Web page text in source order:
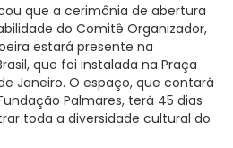
que a cerimônia de abertura
do Comitê Organizador,
estará presente na
que foi instalada na Praça
Janeiro. O espaço, que contará
Palmares, terá 45 dias
toda a diversidade cultural do